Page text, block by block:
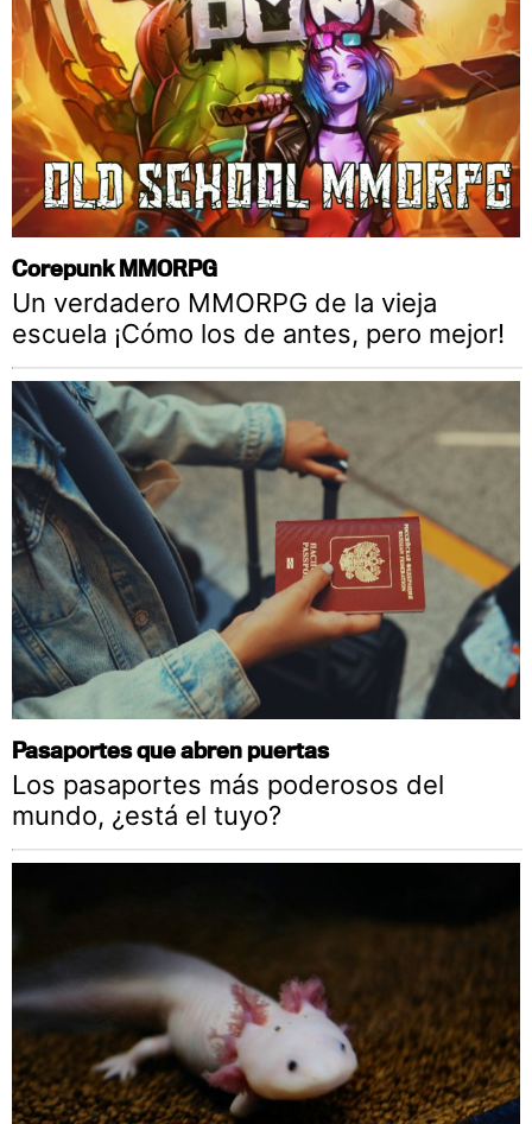
Corepunk MMORPG
Un verdadero MMORPG de la vieja
escuela ¡Cómo los de antes, pero mejor!
Pasaportes que abren puertas
Los pasaportes más poderosos del
mundo, ¿está el tuyo?